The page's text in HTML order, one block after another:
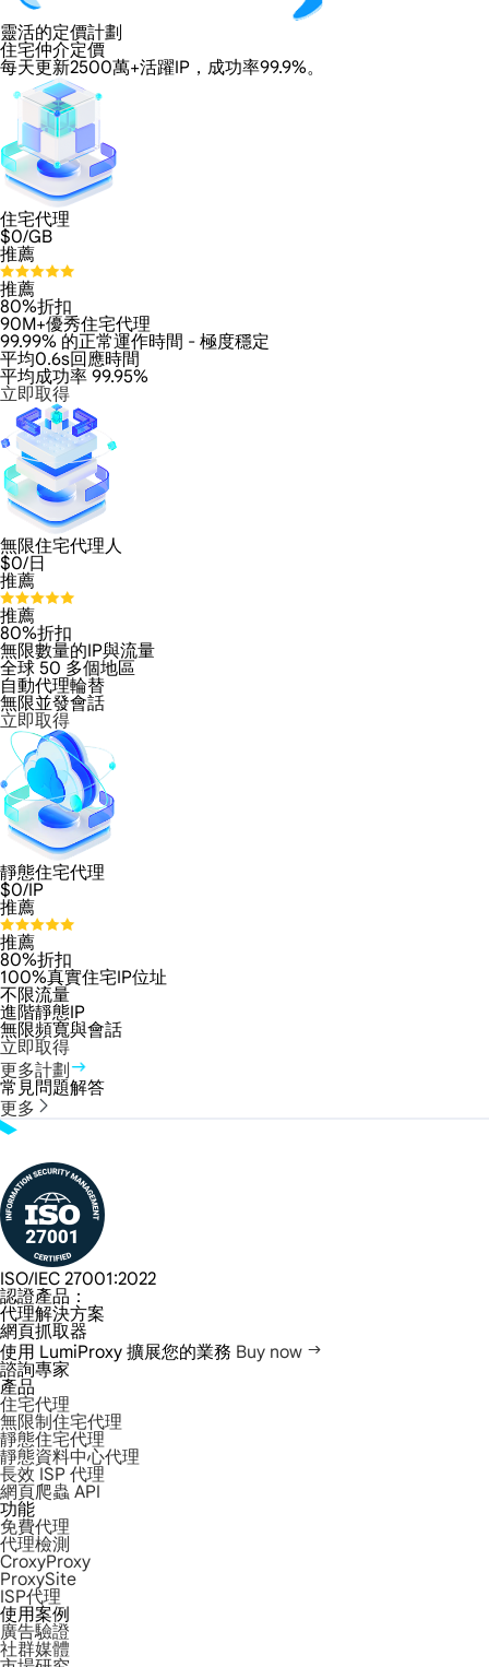
靈活的定價計劃
住宅仲介定價
每天更新2500萬+活躍IP，成功率99.9%。
住宅代理
$0/GB
推薦
推薦
80%折扣
90M+優秀住宅代理
99.99% 的正常運作時間 - 極度穩定
平均0.6s回應時間
平均成功率 99.95%
立即取得
無限住宅代理人
$0/日
推薦
推薦
80%折扣
無限數量的IP與流量
全球 50 多個地區
自動代理輪替
無限並發會話
立即取得
靜態住宅代理
$0/IP
推薦
推薦
80%折扣
100%真實住宅IP位址
不限流量
進階靜態IP
無限頻寬與會話
立即取得
更多計劃
常見問題解答
更多
ISO/IEC 27001:2022
認證產品：
代理解決方案
網頁抓取器
使用 LumiProxy 擴展您的業務 Buy now
諮詢專家
產品
住宅代理
無限制住宅代理
靜態住宅代理
靜態資料中心代理
長效 ISP 代理
網頁爬蟲 API
功能
免費代理
代理檢測
CroxyProxy
ProxySite
ISP代理
使用案例
廣告驗證
社群媒體